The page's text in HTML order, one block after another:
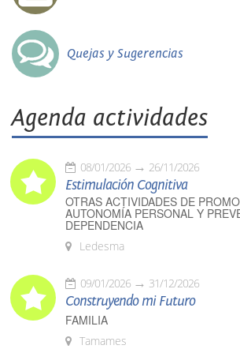
Quejas y Sugerencias
Agenda actividades
08/01/2026 26/11/2026
Estimulación Cognitiva
OTRAS ACTIVIDADES DE
AUTONOMÍA PERSONAL Y
DEPENDENCIA
Ledesma
09/01/2026 31/12/2026
Construyendo mi Futuro
FAMILIA
Tamames